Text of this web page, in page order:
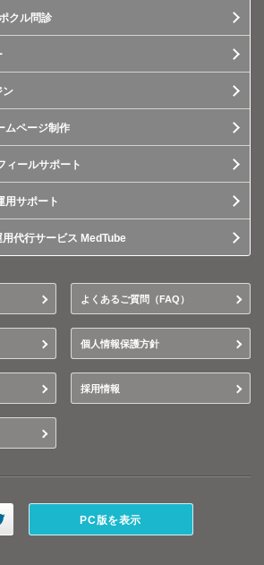
クル問診
ン
ムページ制作
ィールサポート
用サポート
代行サービス MedTube
よくあるご質問（FAQ）
個人情報保護方針
採用情報
PC版を表示